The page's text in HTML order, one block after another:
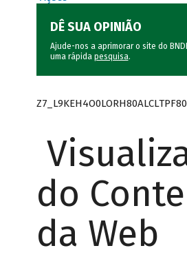
DÊ SUA OPINIÃO
Ajude-nos a aprimorar o site do
uma rápida pesquisa.
do
da Web